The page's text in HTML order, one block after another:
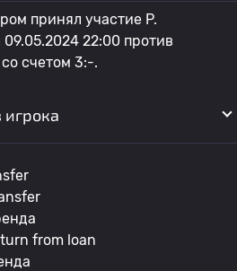
принял участие P.
22:00 против
счетом 3:-.
игрока
from loan